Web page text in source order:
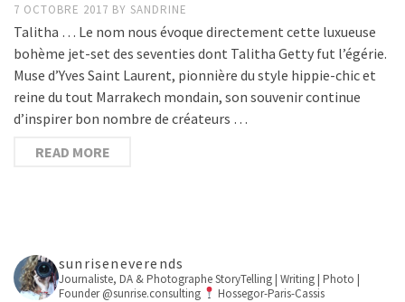
7 OCTOBRE 2017 BY SANDRINE
Talitha … Le nom nous évoque directement cette luxueuse
bohème jet-set des seventies dont Talitha Getty fut l’égérie.
Muse d’Yves Saint Laurent, pionnière du style hippie-chic et
reine du tout Marrakech mondain, son souvenir continue
d’inspirer bon nombre de créateurs …
READ MORE
sunriseneverends
Journaliste, DA & PhotographeStoryTelling | Writing | Photo |
Founder @sunrise.consulting
Hossegor-Paris-Cassis